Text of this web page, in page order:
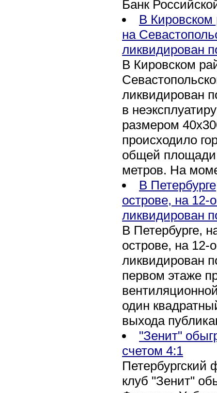
Банк
В Кировском
на
ликвидирован
В Кировском
ликвидирован
в
размером
происходило
общей площади
метров. На
В
острове, на 12-
ликвидирован
В Петербурге,
острове, на 12-
ликвидирован
первом этаже
один
выхода
"Зенит"
счетом 4:1
Петербургский
клуб "Зенит"